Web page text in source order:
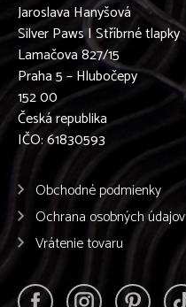
Jaroslava Hanyšová
Silver Paws | Stříbrné tlapky
Lamačova 827/15
Praha 5 – Hlubočepy
152 00
Česká republika
IČO: 61830593
Obchodné podmienky
Ochrana osobných údajov
Vrátenie tovaru